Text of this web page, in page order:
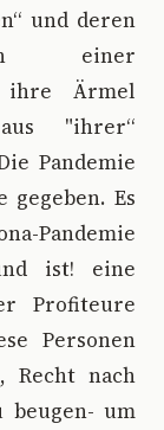
und deren
einer
ihre Ärmel
"ihrer“
Pandemie
Es
Pandemie
ist! eine
Profiteure
Personen
Recht nach
beugen- um